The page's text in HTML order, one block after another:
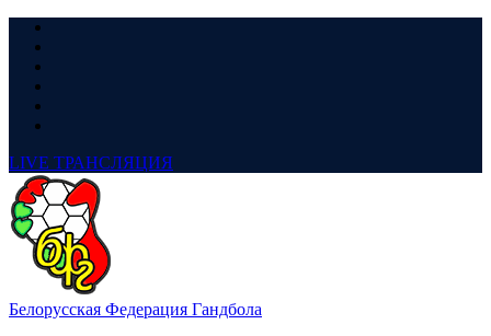
LIVE ТРАНСЛЯЦИЯ
Белорусская Федерация Гандбола